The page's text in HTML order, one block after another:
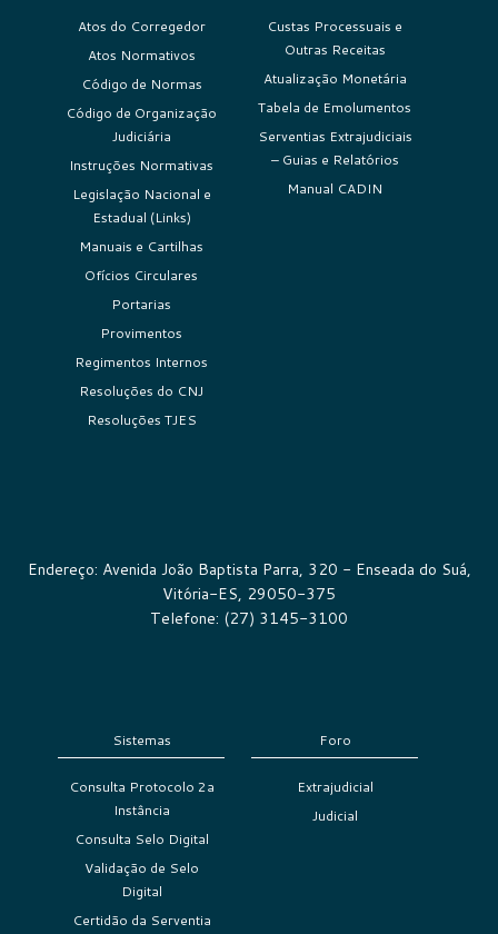
Atos do Corregedor
Atos Normativos
Código de Normas
Código de Organização
Judiciária
Instruções Normativas
Legislação Nacional e
Estadual (Links)
Manuais e Cartilhas
Ofícios Circulares
Portarias
Provimentos
Regimentos Internos
Resoluções do CNJ
Resoluções TJES
Custas Processuais e
Outras Receitas
Atualização Monetária
Tabela de Emolumentos
Serventias Extrajudiciais
– Guias e Relatórios
Manual CADIN
Endereço: Avenida João Baptista Parra, 320 - Enseada do Suá,
Vitória-ES, 29050-375
Telefone: (27) 3145-3100
Sistemas
Consulta Protocolo 2a
Instância
Consulta Selo Digital
Validação de Selo
Digital
Certidão da Serventia
Foro
Extrajudicial
Judicial